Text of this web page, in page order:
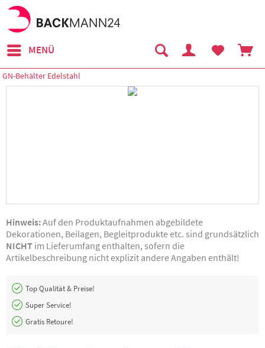
MENÜ
GN-Behälter Edelstahl
Hinweis:Auf den Produktaufnahmen abgebildete
Dekorationen, Beilagen, Begleitprodukte etc. sind grundsätzlich
NICHT im Lieferumfang enthalten, sofern die
Artikelbeschreibung nicht explizit andere Angaben enthält!
Top Qualität & Preise!
Super Service!
Gratis Retoure!